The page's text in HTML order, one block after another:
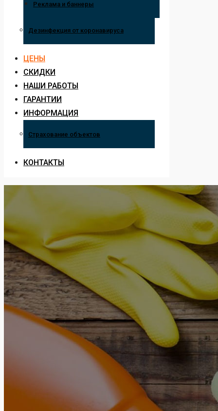
Реклама и баннеры
Дезинфекция от коронавируса
ЦЕНЫ
СКИДКИ
НАШИ РАБОТЫ
ГАРАНТИИ
ИНФОРМАЦИЯ
Страхование объектов
КОНТАКТЫ